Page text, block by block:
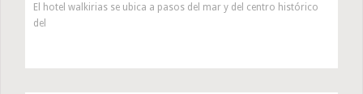
El hotel walkirias se ubica a pasos del mar y del centro histórico
del